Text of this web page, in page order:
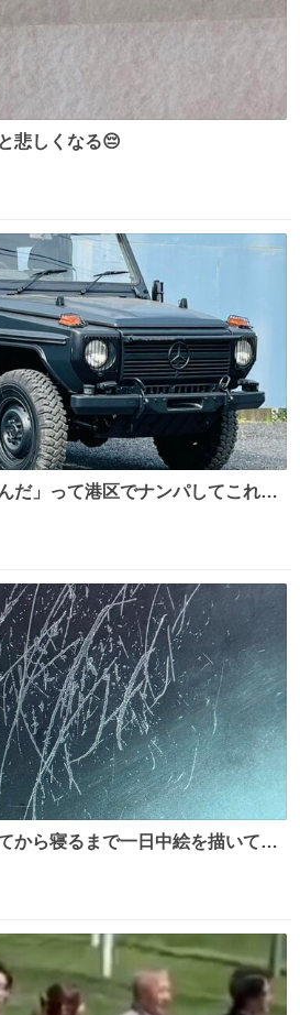
悲しくなる😔
だ」って港区でナンパしてこれで
から寝るまで一日中絵を描いてる
態です。